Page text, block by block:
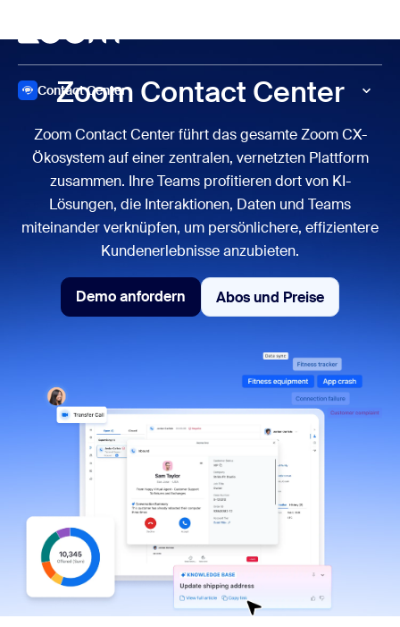
Contact Center
Zoom Contact Center
Zoom Contact Center führt das gesamte Zoom CX-
Ökosystem auf einer zentralen, vernetzten Plattform
zusammen. Ihre Teams profitieren dort von KI-
Lösungen, die Interaktionen, Daten und Teams
miteinander verknüpfen, um persönlichere, effizientere
Kundenerlebnisse anzubieten.
Demo anfordern
Demo anfordern
Abos und Preise
Abos und Preise